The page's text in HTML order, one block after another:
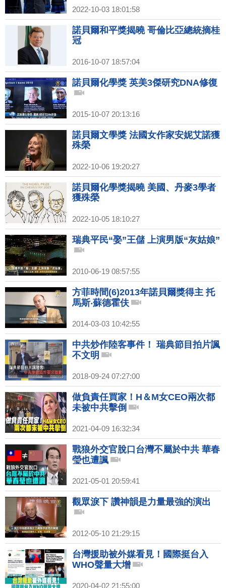
2022-10-03 18:01:58
諾貝爾和平獎揭曉 哥倫比亞總統摘桂
冠
2016-10-07 18:57:04
諾貝爾化學獎 英美3傑研究DNA修復
2015-10-07 20:13:16
諾貝爾文學獎 法國女作家安妮艾諾獲
殊榮
2022-10-06 19:20:27
諾貝爾化學獎揭曉 美國、丹麥3學者
獲殊榮
2022-10-05 18:10:27
瑞典平民“娶”王儲 上演男版“灰姑娘”
2010-06-19 08:57:55
方菲時間(6)2013年諾貝爾獎得主 托
馬斯‧蘇德霍伕
2014-03-03 10:42:55
中共炒作陸客事件！ 瑞典節目拍片諷
不文明
2018-09-24 07:27:00
做負責任買家！H＆M女CEO兩次都
未被中共擊倒
2021-04-09 16:32:34
戰狼外交官脫口台灣不屬於中共 華春
瑩也遭諷
2021-05-01 20:59:41
觀眾淚下 讚神韻是力量最強的演出
2012-05-10 21:29:15
台灣援助被外媒看見！國際挺台入
WHO聲量大增
2020-04-02 21:55:00